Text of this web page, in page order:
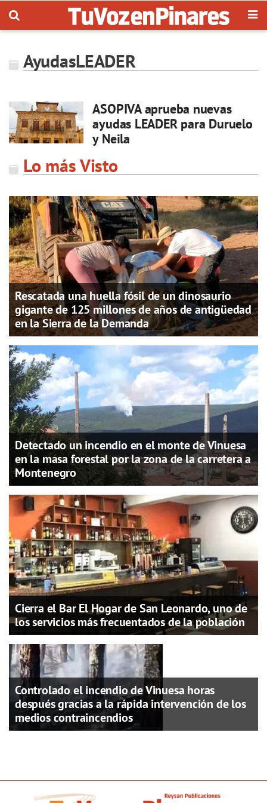
AyudasLEADER
ASOPIVA aprueba nuevas
ayudas LEADER para Duruelo
y Neila
Lo más Visto
Rescatada una huella fósil de un dinosaurio
gigante de 125 millones de años de antigüedad
en la Sierra de la Demanda
Detectado un incendio en el monte de Vinuesa
en la masa forestal por la zona de la carretera a
Montenegro
Cierra el Bar El Hogar de San Leonardo, uno de
los servicios más frecuentados de la población
Controlado el incendio de Vinuesa horas
después gracias a la rápida intervención de los
medios contraincendios